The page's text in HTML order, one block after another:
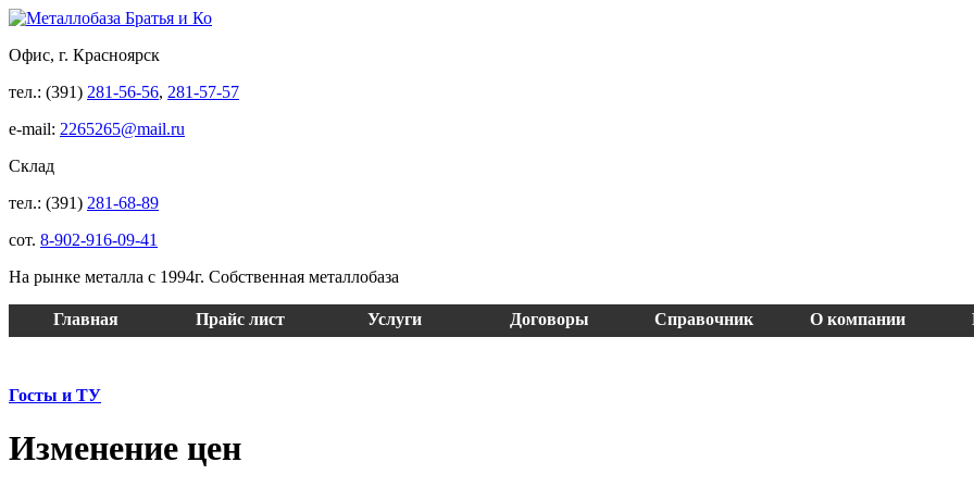
Офис, г. Красноярск
тел.: (391) 281-56-56, 281-57-57
e-mail: 2265265@mail.ru
Склад
тел.: (391) 281-68-89
сот. 8-902-916-09-41
На рынке металла с 1994г. Собственная металлобаза
Главная Прайс лист Услуги Договоры Справочник О компании
Госты и ТУ
Изменение цен